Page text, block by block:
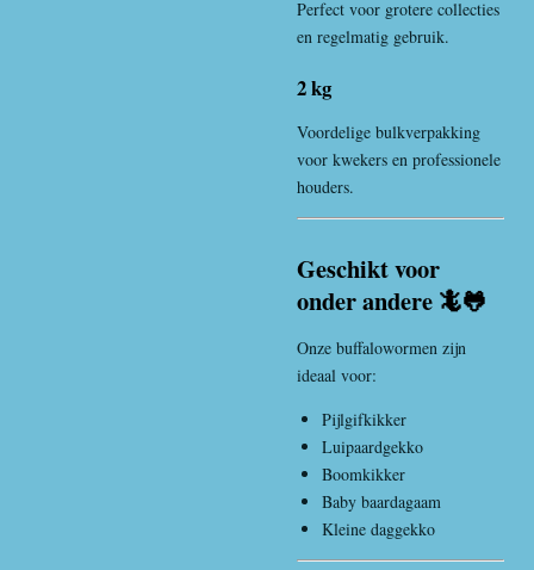
Perfect voor grotere collecties
en regelmatig gebruik.
2 kg
Voordelige bulkverpakking
voor kwekers en professionele
houders.
Geschikt voor
onder andere 🦎🐸
Onze buffalowormen zijn
ideaal voor:
Pijlgifkikker
Luipaardgekko
Boomkikker
Baby baardagaam
Kleine daggekko